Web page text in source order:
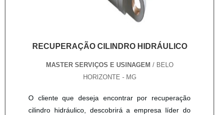
RECUPERAÇÃO CILINDRO HIDRÁULICO
MASTER SERVIÇOS E USINAGEM / BELO
HORIZONTE - MG
O cliente que deseja encontrar por recuperação
cilindro hidráulico, descobrirá a empresa líder do